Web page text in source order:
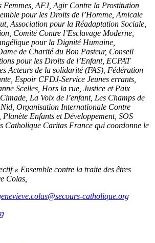
Femmes, AFJ, Agir Contre la Prostitution
pour les Droits de l’Homme, Amicale
Association pour la Réadaptation Sociale,
Comité Contre l’Esclavage Moderne,
pour la Dignité Humaine,
de Charité du Bon Pasteur, Conseil
pour les Droits de l’Enfant, ECPAT
Acteurs de la solidarité (FAS), Fédération
Espoir CFDJ-Service Jeunes errants,
Scelles, Hors la rue, Justice et Paix
La Voix de l’enfant, Les Champs de
Organisation Internationale Contre
Planète Enfants et Développement, SOS
Catholique Caritas France qui coordonne le
« Ensemble contre la traite des êtres
Colas,
catholique.org